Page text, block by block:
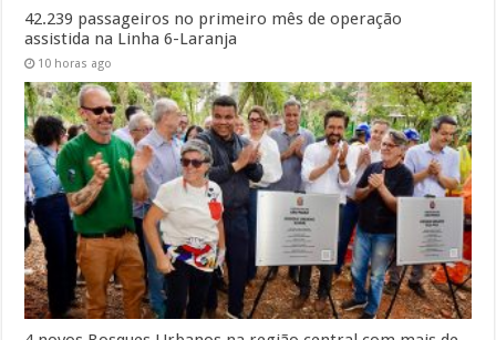
42.239 passageiros no primeiro mês de operação
assistida na Linha 6-Laranja
10 horas ago